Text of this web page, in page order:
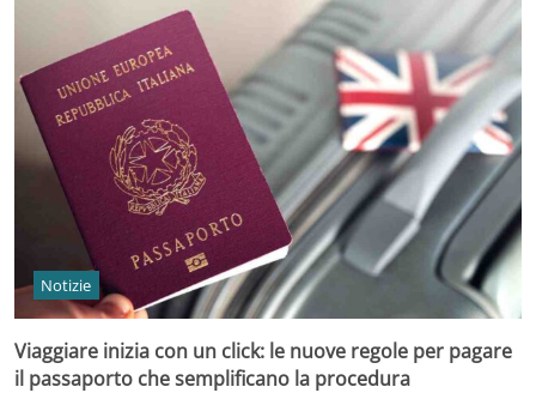
Notizie
Viaggiare inizia con un click: le nuove regole per pagare
il passaporto che semplificano la procedura